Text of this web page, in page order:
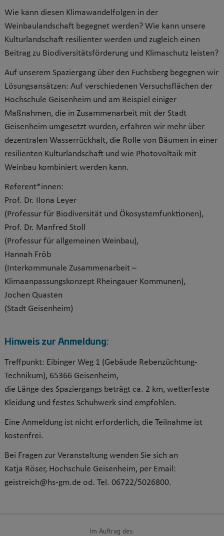
Wie kann diesen Klimawandelfolgen in der
Weinbaulandschaft begegnet werden? Wie kann unsere
Kulturlandschaft resilienter werden und zugleich einen
Beitrag zu Biodiversitätsförderung und Klimaschutz leisten?
Auf unserem Spaziergang über den Fuchsberg begegnen wir
Lösungsansätzen: Auf verschiedenen Versuchsflächen der
Hochschule Geisenheim und am Beispiel einiger
Maßnahmen, die in Zusammenarbeit mit der Stadt
Geisenheim umgesetzt wurden, erfahren wir mehr über
dezentralen Wasserrückhalt, die Rolle von Bäumen in einer
resilienten Kulturlandschaft und wie Photovoltaik mit
Weinbau kombiniert werden kann.
Referent*innen:
Prof. Dr. Ilona Leyer
(Professur für Biodiversität und Ökosystemfunktionen),
Prof. Dr. Manfred Stoll
(Professur für allgemeinen Weinbau),
Hannah Fröb
(Interkommunale Zusammenarbeit –
Klimaanpassungskonzept Rheingauer Kommunen),
Jochen Quasten
(Stadt Geisenheim)
Hinweis zur Anmeldung:
Treffpunkt: Eibinger Weg 1 (Gebäude Rebenzüchtung-
Technikum), 65366 Geisenheim,
die Länge des Spaziergangs beträgt ca. 2 km, wetterfeste
Kleidung und festes Schuhwerk sind empfohlen.
Eine Anmeldung ist nicht erforderlich, die Teilnahme ist
kostenfrei.
Bei Fragen zur Veranstaltung wenden Sie sich an
Katja Röser, Hochschule Geisenheim, per Email:
geistreich@hs-gm.de od. Tel. 06722/5026800.
Im Auftrag des: